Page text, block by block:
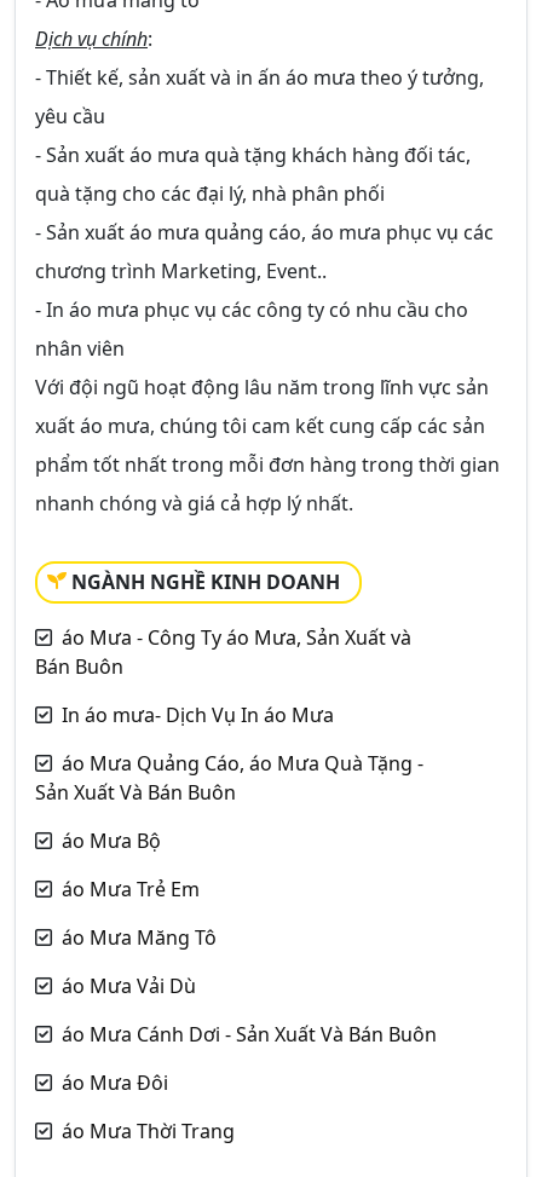
Dịch vụ chính:
- Thiết kế, sản xuất và in ấn áo mưa theo ý tưởng,
yêu cầu
- Sản xuất áo mưa quà tặng khách hàng đối tác,
quà tặng cho các đại lý, nhà phân phối
- Sản xuất áo mưa quảng cáo, áo mưa phục vụ các
chương trình Marketing, Event..
- In áo mưa phục vụ các công ty có nhu cầu cho
nhân viên
Với đội ngũ hoạt động lâu năm trong lĩnh vực sản
xuất áo mưa, chúng tôi cam kết cung cấp các sản
phẩm tốt nhất trong mỗi đơn hàng trong thời gian
nhanh chóng và giá cả hợp lý nhất.
NGÀNH NGHỀ KINH DOANH
áo Mưa - Công Ty áo Mưa, Sản Xuất và
Bán Buôn
In áo mưa- Dịch Vụ In áo Mưa
áo Mưa Quảng Cáo, áo Mưa Quà Tặng -
Sản Xuất Và Bán Buôn
áo Mưa Bộ
áo Mưa Trẻ Em
áo Mưa Măng Tô
áo Mưa Vải Dù
áo Mưa Cánh Dơi - Sản Xuất Và Bán Buôn
áo Mưa Đôi
áo Mưa Thời Trang